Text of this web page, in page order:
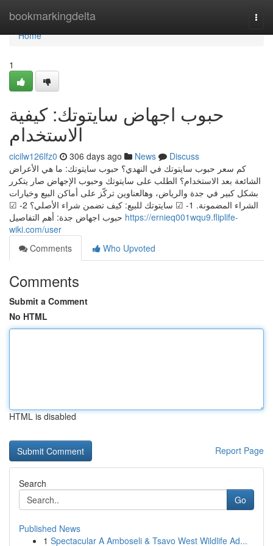
bookmarkingdelta
Home
Home
1
حبوب اجهاض سايتوتك: كيفية
الاستخدام
cicilw126lfz0 306 days ago News
Discuss
كم سعر حبوب سايتوتك في النهدي؟ حبوب سايتوتك: ما هي الأعراض
الشائعة بعد الاستخدام؟ الطلب على سايتوتك وحبوب الإجهاض صار يتكرر
بشكل كبير في جدة والرياض، وهالعناوين تركّز على أماكن البيع وخيارات
الشراء المضمونة. 1- ☑ سايتوتك للبيع: كيف تضمن شراء الأصلي؟ 2- ☑
https://ernieq001wqu9.fliplife-
wiki.com/user
Comments
Who Upvoted
Comments
Submit a Comment
No HTML
HTML is disabled
Report Page
Search
Go
Published News
1 Spectacular A Amboseli & Tsavo West Wildlife Ad...